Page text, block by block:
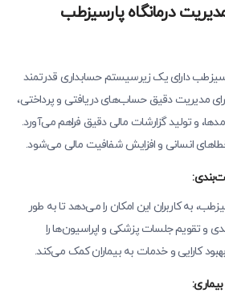
درمانگاه پارسیزطب
دارای یک زیرسیستم حسابداری قدرتمند
مدیریت دقیق حساب‌های دریافتی و پرداختی،
و تولید گزارشات مالی دقیق فراهم می‌آورد.
انسانی و افزایش شفافیت مالی می‌شود.
به کاربران این امکان را می‌دهد تا به طور
و تقویم جلسات پزشکی و اپراسیون‌ها را
کارایی و خدمات به بیماران کمک می‌کند.